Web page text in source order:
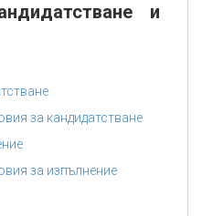
и
за кандидатстване
за изпълнение